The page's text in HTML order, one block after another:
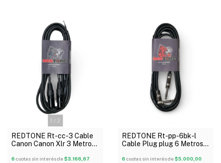
1 / 2
REDTONE Rt-cc-3 Cable
Canon Canon Xlr 3 Metros
6 cuotas sin interés de$3.166,67
REDTONE Rt-pp-6bk-l
Cable Plug plug 6 Metros
6 cuotas sin interés de$5.000,00